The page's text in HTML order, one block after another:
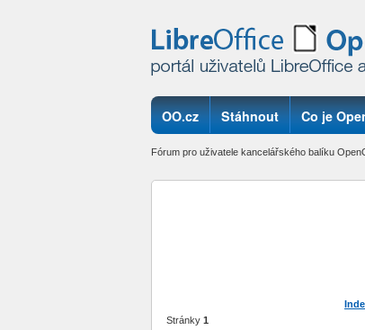
OO.cz Stáhnout Co je
Fórum pro uživatele kancelářského balíku
Stránky 1